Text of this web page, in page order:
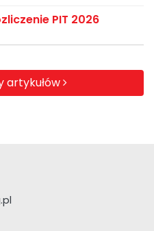
PIT 2026
artykułów